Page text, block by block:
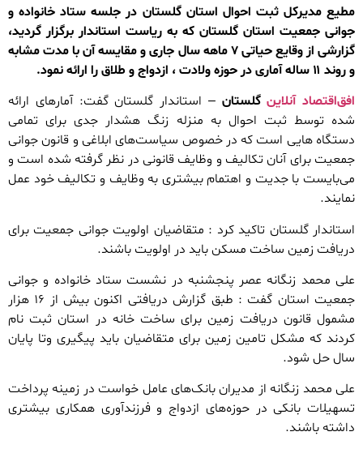
مطیع مدیرکل ثبت احوال استان گلستان در جلسه ستاد خانواده و
جوانی جمعیت استان گلستان که به ریاست استاندار برگزار گردید،
گزارشی از وقایع حیاتی ۷ ماهه سال جاری و مقایسه آن با مدت مشابه
و روند ۱۱ ساله آماری در حوزه ولادت ، ازدواج و طلاق را ارائه نمود.
افق‌اقتصاد آنلاینگلستان – استاندار گلستان گفت: آمارهای ارائه
شده توسط ثبت احوال به منزله زنگ هشدار جدی برای تمامی
دستگاه هایی است که در خصوص سیاست‌های ابلاغی و قانون جوانی
جمعیت برای آنان تکالیف و وظایف قانونی در نظر گرفته شده است و
می‌بایست با جدیت و اهتمام بیشتری به وظایف و تکالیف خود عمل
نمایند.
استاندار گلستان تاکید کرد : متقاضیان اولویت جوانی جمعیت برای
دریافت زمین ساخت مسکن باید در اولویت باشند.
علی محمد زنگانه عصر پنجشنبه در نشست ستاد خانواده و جوانی
جمعیت استان گفت : طبق گزارش دریافتی اکنون بیش از ۱۶ هزار
مشمول قانون دریافت زمین برای ساخت خانه در استان ثبت نام
کردند که مشکل تامین زمین برای متقاضیان باید پیگیری وتا پایان
سال حل شود.
علی محمد زنگانه از مدیران بانک‌های عامل خواست در زمینه پرداخت
تسهیلات بانکی در حوزه‌های ازدواج و فرزندآوری همکاری بیشتری
داشته باشند.